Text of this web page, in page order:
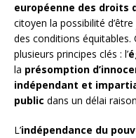
européenne des droits
citoyen la possibilité
des conditions
plusieurs principes clés : l’
la présomption
indépendant et
public dans un délai
L’indépendance du